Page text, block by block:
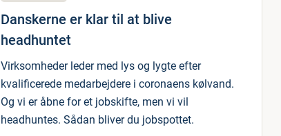
Danskerne er klar til at blive
headhuntet
Virksomheder leder med lys og lygte efter
kvalificerede medarbejdere i coronaens kølvand.
Og vi er åbne for et jobskifte, men vi vil
headhuntes. Sådan bliver du jobspottet.